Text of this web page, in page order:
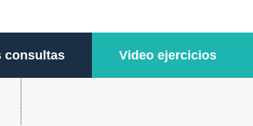
consultas Video ejercicios